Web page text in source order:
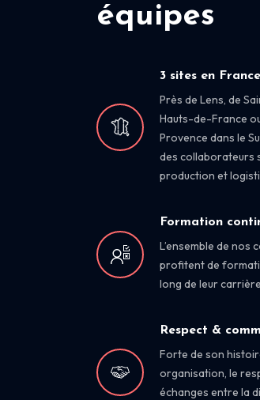
équipes
3 sites en France
Près de Lens, de
Hauts-de-France
Provence dans le
des collaborateurs
production et
Formation
L’ensemble de nos
profitent de
long de leur
Respect &
Forte de son
organisation, le
échanges entre la